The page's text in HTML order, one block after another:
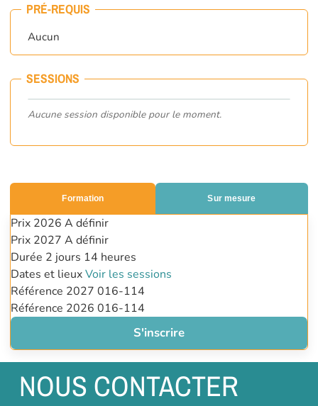
PRÉ-REQUIS
Aucun
SESSIONS
Aucune session disponible pour le moment.
Formation Sur mesure
Prix 2026 A définir
Prix 2027 A définir
Durée 2 jours 14 heures
Dates et lieuxVoir les sessions
Référence 2027 016-114
Référence 2026 016-114
S'inscrire
NOUS CONTACTER